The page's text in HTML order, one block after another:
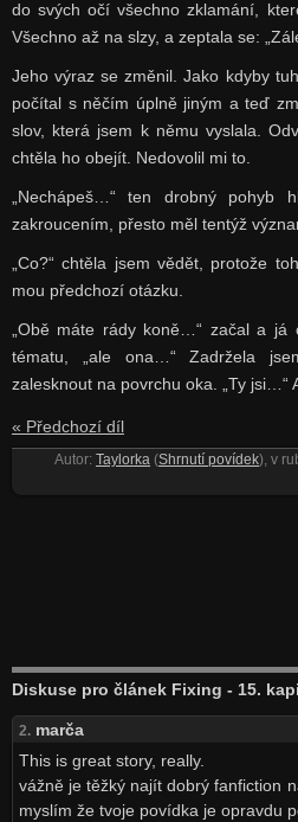
do svých očí všechno zklamání,
Všechno až na slzy, a zeptala se:
Jeho výraz se změnil. Jako kdyby
počítal s něčím úplně jiným a teď
slov, která jsem k němu vyslala.
chtěla ho obejít. Nedovolil mi to.
„Nechápeš…“ ten drobný pohyb
zakroucením, přesto měl tentýž
„Co?“ chtěla jsem vědět, protože
mou předchozí otázku.
„Obě máte rády koně…“ začal a
tématu, „ale ona…“ Zadržela
zalesknout na povrchu oka. „Ty jsi…“
« Předchozí díl
Autor:Taylorka (Shrnutí povídek), v
Diskuse pro článek Fixing - 15.
2.marča
This is great story, really.
vážně je těžký najít dobrý fanfiction
myslím že tvoje povídka je opravdu